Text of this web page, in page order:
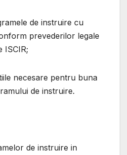
de instruire cu
prevederilor legale
ISCIR;
necesare pentru buna
de instruire.
de instruire in